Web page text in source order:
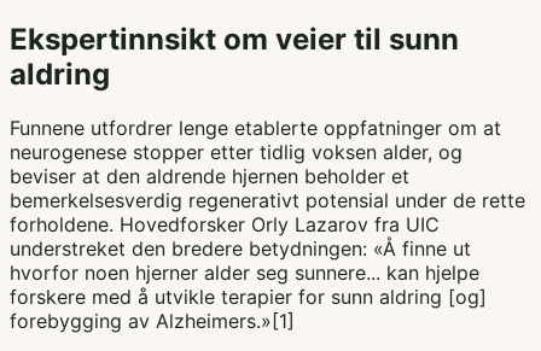
Ekspertinnsikt om veier til sunn
aldring
Funnene utfordrer lenge etablerte oppfatninger om at
neurogenese stopper etter tidlig voksen alder, og
beviser at den aldrende hjernen beholder et
bemerkelsesverdig regenerativt potensial under de rette
forholdene. Hovedforsker Orly Lazarov fra UIC
understreket den bredere betydningen: «Å finne ut
hvorfor noen hjerner alder seg sunnere... kan hjelpe
forskere med å utvikle terapier for sunn aldring [og]
forebygging av Alzheimers.»[1]